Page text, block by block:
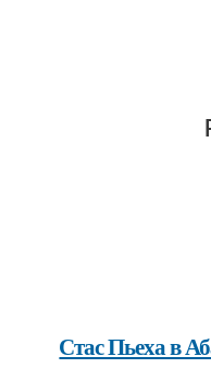
Стас Пьеха в